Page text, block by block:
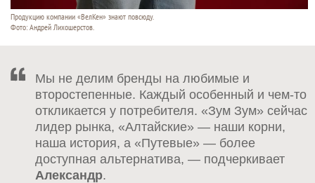
Продукцию компании «ВелКен» знают повсюду.
Фото: Андрей Лихошерстов.
Мы не делим бренды на любимые и
второстепенные. Каждый особенный и чем-то
откликается у потребителя. «Зум Зум» сейчас
лидер рынка, «Алтайские» — наши корни,
наша история, а «Путе­вые» — более
доступная альтернатива, — подчеркивает
Александр.